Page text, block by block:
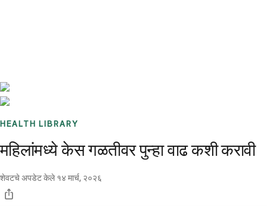
HEALTH LIBRARY
महिलांमध्ये केस गळतीवर पुन्हा वाढ कशी करावी
शेवटचे अपडेट केले १४ मार्च, २०२६